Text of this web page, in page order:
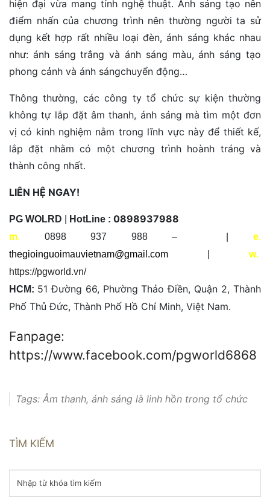
hiện đại vừa mang tính nghệ thuật. Ánh sáng tạo nên
điểm nhấn của chương trình nên thường người ta sử
dụng kết hợp rất nhiều loại đèn, ánh sáng khác nhau
như: ánh sáng trắng và ánh sáng màu, ánh sáng tạo
phong cảnh và ánh sángchuyển động…
Thông thường, các công ty tổ chức sự kiện thường
không tự lắp đặt âm thanh, ánh sáng mà tìm một đơn
vị có kinh nghiệm nằm trong lĩnh vực này để thiết kế,
lắp đặt nhằm có một chương trình hoành tráng và
thành công nhất.
LIÊN HỆ NGAY!
PG WOLRD HotLine : 0898937988
m. 0898 937 988 – | e.
thegioinguoimauvietnam@gmail.com
w.
https://pgworld.vn/
HCM: 51 Đường 66, Phường Thảo Điền, Quận 2, Thành
Phố Thủ Đức, Thành Phố Hồ Chí Minh, Việt Nam.
Fanpage:
https://www.facebook.com/pgworld6868
Tags: Âm thanh, ánh sáng là linh hồn trong tổ chức
TÌM KIẾM